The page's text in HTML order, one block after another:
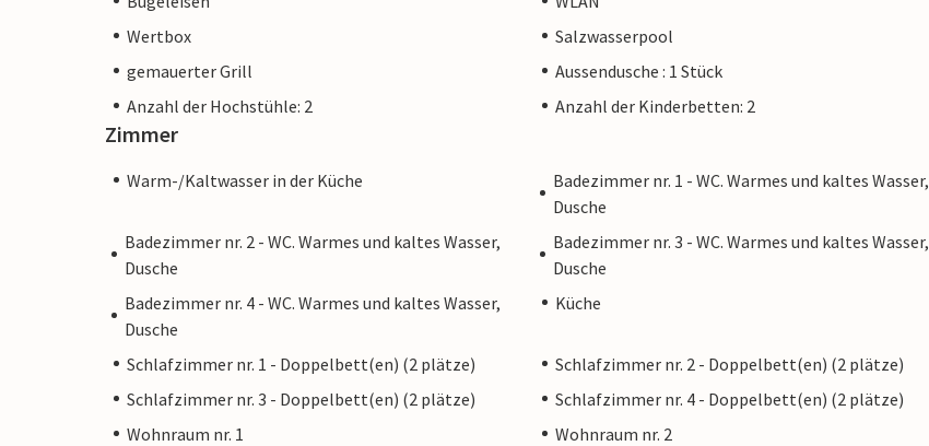
gepflegte Außenbereich punktet nicht nur mit einem abfallenden Pool, sondern auch mit
verschiedenen, teilweise überdachten Terrassenbereichen und viel Platz zum Spielen für
etwaige mitreisende Kinder. Die wunderschönen Strände von Ses Covetes und den Ort
selbst erreichen Sie mit Ihrem Mietwagen bereits nach 2 km.
einem Unternehmen oder einem Händler. Das bedeutet, dass das EU-Verbraucherrecht
Kundenservice bieten und Ihr Aufenthalt sich nicht von einer Buchung bei einer
Wertbox
Salzwasserpool
gemauerter Grill
Aussendusche : 1 Stück
Anzahl der Hochstühle: 2
Anzahl der Kinderbetten: 2
Zimmer
Warm-/Kaltwasser in der Küche
Badezimmer nr. 1 - WC. Warmes und kaltes Wasser,
Dusche
Badezimmer nr. 2 - WC. Warmes und kaltes Wasser,
Dusche
Badezimmer nr. 3 - WC. Warmes und kaltes Wasser,
Dusche
Badezimmer nr. 4 - WC. Warmes und kaltes Wasser,
Dusche
Küche
Schlafzimmer nr. 1 - Doppelbett(en) (2 plätze)
Schlafzimmer nr. 2 - Doppelbett(en) (2 plätze)
Schlafzimmer nr. 3 - Doppelbett(en) (2 plätze)
Schlafzimmer nr. 4 - Doppelbett(en) (2 plätze)
Wohnraum nr. 1
Wohnraum nr. 2